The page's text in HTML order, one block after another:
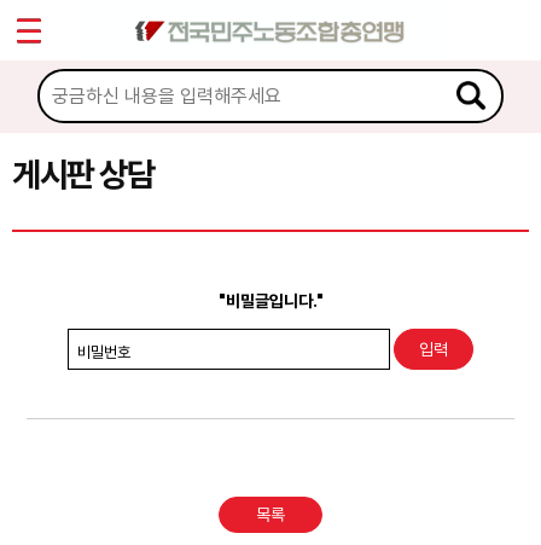
게시판 상담
"비밀글입니다."
비밀번호
목록
마이페이지
소개
소식
노동상담
권리찾기수첩 검색
찾아보기
Sketchbook5, 스케치북5
Sketchbook5, 스케치북5